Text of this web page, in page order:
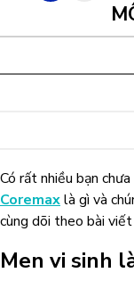
Có rất nhiều bạn
Coremaxlà gì và
cùng dõi theo bài
Men vi sinh